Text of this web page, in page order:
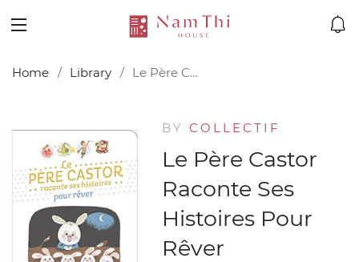
Home Library Le Père Castor raconte ses histoires pour rêver
BY COLLECTIF
Le Père Castor
Raconte Ses
Histoires Pour
Rêver